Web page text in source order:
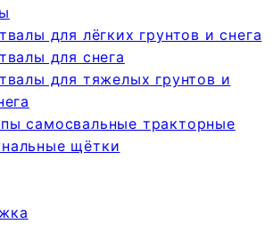
для лёгких грунтов и снега
для снега
для тяжелых грунтов и
самосвальные тракторные
щётки